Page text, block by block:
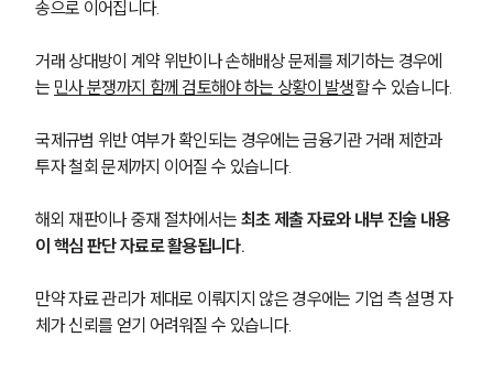
송으로 이어집니다.
거래 상대방이 계약 위반이나 손해배상 문제를 제기하는 경우에
는 민사 분쟁까지 함께 검토해야 하는 상황이 발생할 수 있습니다.
국제규범 위반 여부가 확인되는 경우에는 금융기관 거래 제한과
투자 철회 문제까지 이어질 수 있습니다.
해외 재판이나 중재 절차에서는 최초 제출 자료와 내부 진술 내용
이 핵심 판단 자료로 활용됩니다.
만약 자료 관리가 제대로 이뤄지지 않은 경우에는 기업 측 설명 자
체가 신뢰를 얻기 어려워질 수 있습니다.